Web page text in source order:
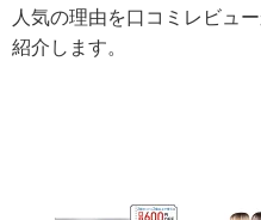
人気の理由を口コミレビュ
紹介します。